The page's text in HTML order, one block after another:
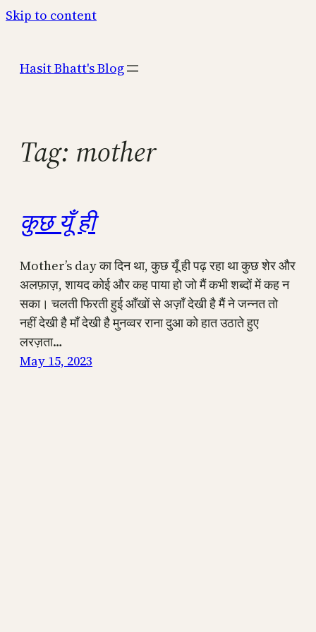
Skip to content
Hasit Bhatt's Blog
Tag: mother
कुछ यूँ ही
Mother’s day का दिन था, कुछ यूँ ही पढ़ रहा था कुछ शेर और
अलफ़ाज़, शायद कोई और कह पाया हो जो मैं कभी शब्दों में कह न
सका। चलती फिरती हुई आँखों से अज़ाँ देखी है मैं ने जन्नत तो
नहीं देखी है माँ देखी है मुनव्वर राना दुआ को हात उठाते हुए
लरज़ता…
May 15, 2023